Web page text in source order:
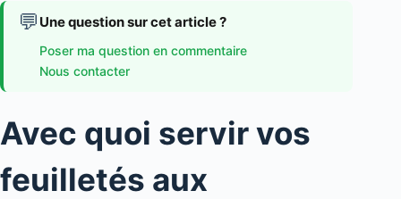
💬 Une question sur cet article ?
Poser ma question en commentaire
Nous contacter
Avec quoi servir vos
feuilletés aux